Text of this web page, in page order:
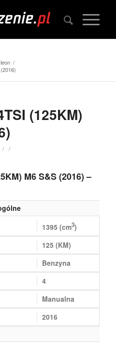
/
(125KM)
/ /
M6 S&S (2016) –
1395 (cm3)
125 (KM)
Benzyna
4
Manualna
2016